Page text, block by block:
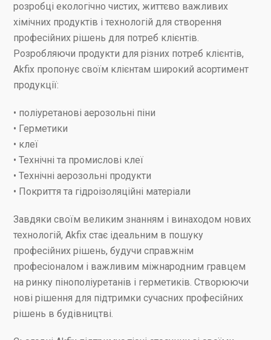
розробці екологічно чистих, життєво важливих
хімічних продуктів і технологій для створення
професійних рішень для потреб клієнтів.
Розробляючи продукти для різних потреб клієнтів,
Akfix пропонує своїм клієнтам широкий асортимент
продукції:
• поліуретанові аерозольні піни
• Герметики
• клеї
• Технічні та промислові клеї
• Технічні аерозольні продукти
• Покриття та гідроізоляційні матеріали
Завдяки своїм великим знанням і винаходом нових
технологій, Akfix стає ідеальним в пошуку
професійних рішень, будучи справжнім
професіоналом і важливим міжнародним гравцем
на ринку пінополіуретанів і герметиків. Створюючи
нові рішення для підтримки сучасних професійних
рішень в будівництві.